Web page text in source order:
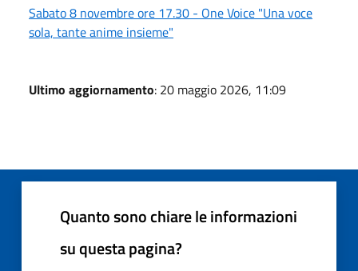
Sabato 8 novembre ore 17.30 - One Voice "Una voce
sola, tante anime insieme"
Ultimo aggiornamento: 20 maggio 2026, 11:09
Quanto sono chiare le informazioni
su questa pagina?